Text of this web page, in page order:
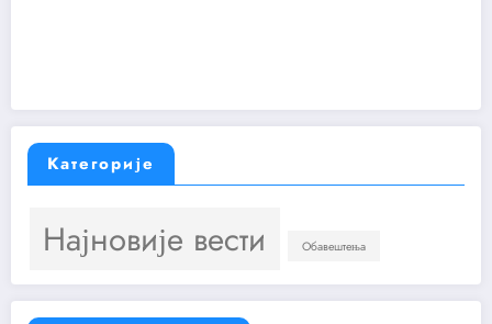
Категорије
Најновије вести Обавештења